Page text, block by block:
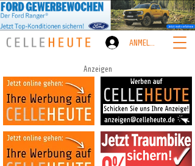
ANMELDEN
Anzeigen